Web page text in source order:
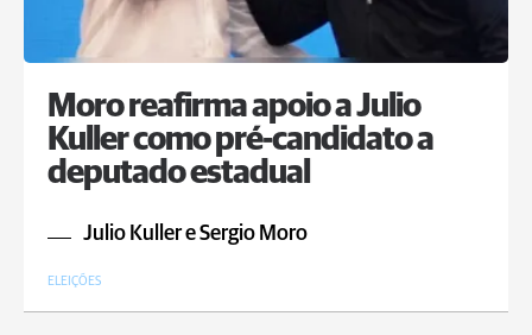
Moro reafirma apoio a Julio
Kuller como pré-candidato a
deputado estadual
Julio Kuller e Sergio Moro
ELEIÇÕES